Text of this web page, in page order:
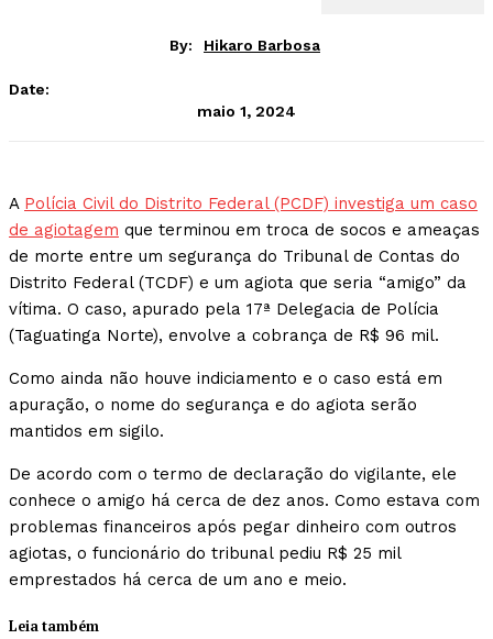
By: Hikaro Barbosa
Date:
maio 1, 2024
A Polícia Civil do Distrito Federal (PCDF) investiga um caso
de agiotagem que terminou em troca de socos e ameaças
de morte entre um segurança do Tribunal de Contas do
Distrito Federal (TCDF) e um agiota que seria “amigo” da
vítima. O caso, apurado pela 17ª Delegacia de Polícia
(Taguatinga Norte), envolve a cobrança de R$ 96 mil.
Como ainda não houve indiciamento e o caso está em
apuração, o nome do segurança e do agiota serão
mantidos em sigilo.
De acordo com o termo de declaração do vigilante, ele
conhece o amigo há cerca de dez anos. Como estava com
problemas financeiros após pegar dinheiro com outros
agiotas, o funcionário do tribunal pediu R$ 25 mil
emprestados há cerca de um ano e meio.
Leia também